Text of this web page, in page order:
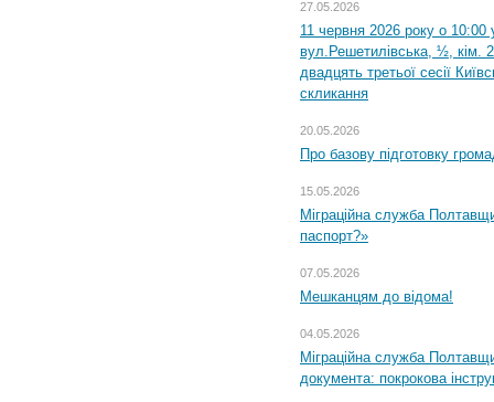
27.05.2026
11 червня 2026 року о 10:00
вул.Решетилівська, ½, кім.
двадцять третьої сесії
скликання
20.05.2026
Про базову підготовку
15.05.2026
Міграційна служба
паспорт?»
07.05.2026
Мешканцям до відома!
04.05.2026
Міграційна служба
документа: покрокова